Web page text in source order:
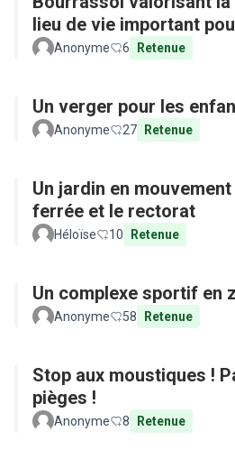
lieu de vie important
Anonyme 6 Retenue
Un verger pour les
Anonyme 27 Retenue
Un jardin en
ferrée et le rectorat
Héloïse 10 Retenue
Un complexe sportif en
Anonyme 58 Retenue
Stop aux moustiques !
pièges !
Anonyme 8 Retenue